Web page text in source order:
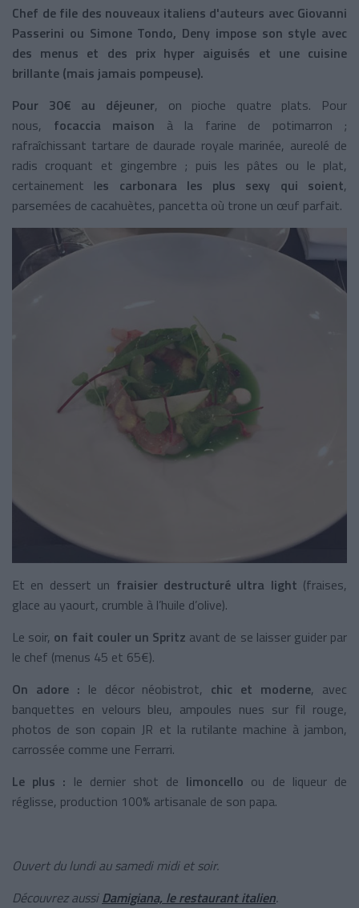
Chef de file des nouveaux italiens d'auteurs avec Giovanni
Passerini ou Simone Tondo, Deny impose son style avec
des menus et des prix hyper aiguisés et une cuisine
brillante (mais jamais pompeuse).
Pour 30€ au déjeuner, on pioche quatre plats. Pour
nous, focaccia maison à la farine de potimarron ;
rafraîchissant tartare de daurade royale marinée, aureolé de
radis croquant et gingembre ; puis les pâtes ou le plat,
certainement les carbonara les plus sexy qui soient,
parsemées de cacahuètes, pancetta où trone un œuf parfait.
Et en dessert un fraisier destructuré ultra light (fraises,
glace au yaourt, crumble à l’huile d’olive).
Le soir, on fait couler un Spritz avant de se laisser guider par
le chef (menus 45 et 65€).
On adore : le décor néobistrot, chic et moderne, avec
banquettes en velours bleu, ampoules nues sur fil rouge,
photos de son copain JR et la rutilante machine à jambon,
carrossée comme une Ferrarri.
Le plus : le dernier shot de limoncello ou de liqueur de
réglisse, production 100% artisanale de son papa.
Ouvert du lundi au samedi midi et soir.
Découvrez aussiDamigiana, le restaurant italien.